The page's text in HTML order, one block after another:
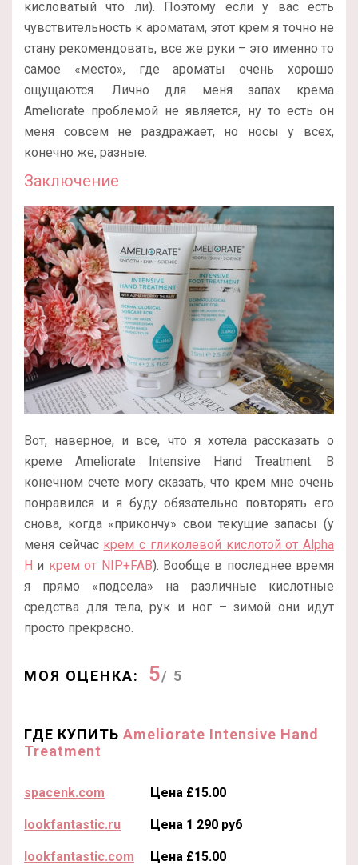
кисловатый что ли). Поэтому если у вас есть
чувствительность к ароматам, этот крем я точно не
стану рекомендовать, все же руки – это именно то
самое «место», где ароматы очень хорошо
ощущаются. Лично для меня запах крема
Ameliorate проблемой не является, ну то есть он
меня совсем не раздражает, но носы у всех,
конечно же, разные.
Заключение
Вот, наверное, и все, что я хотела рассказать о
креме Ameliorate Intensive Hand Treatment. В
конечном счете могу сказать, что крем мне очень
понравился и я буду обязательно повторять его
снова, когда «прикончу» свои текущие запасы (у
меня сейчас крем с гликолевой кислотой от Alpha
H и крем от NIP+FAB). Вообще в последнее время
я прямо «подсела» на различные кислотные
средства для тела, рук и ног – зимой они идут
просто прекрасно.
МОЯ ОЦЕНКА: 5/ 5
ГДЕ КУПИТЬ Ameliorate Intensive Hand
Treatment
spacenk.com Цена £15.00
lookfantastic.ru Цена 1 290 руб
lookfantastic.com Цена £15.00